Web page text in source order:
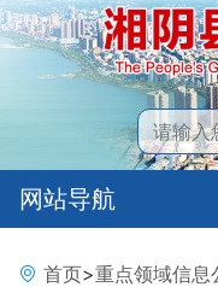
网站导航
首页>重点领域信息